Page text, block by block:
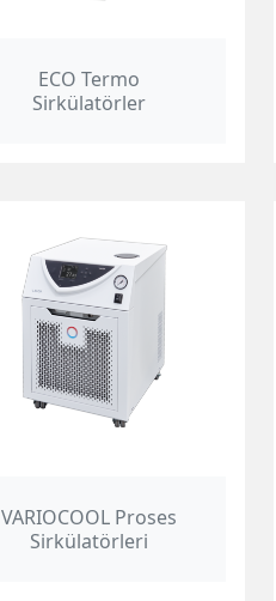
ECO Termo
Sirkülatörler
VARIOCOOL Proses
Sirkülatörleri